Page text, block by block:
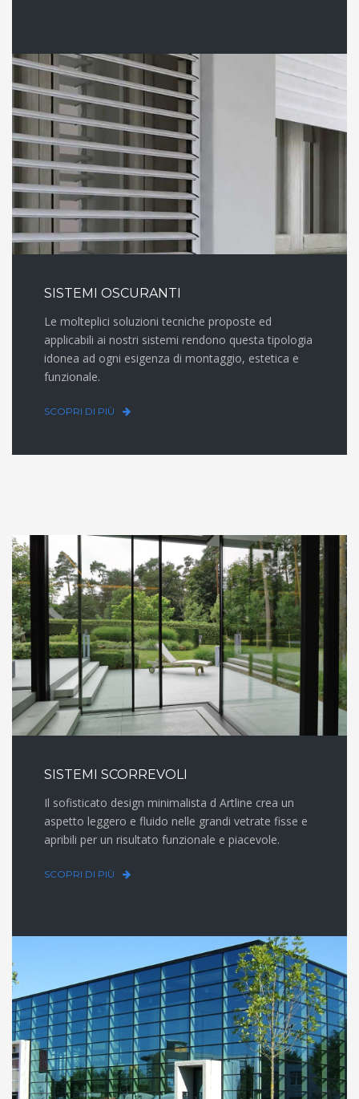
SISTEMI OSCURANTI
Le molteplici soluzioni tecniche proposte ed
applicabili ai nostri sistemi rendono questa tipologia
idonea ad ogni esigenza di montaggio, estetica e
funzionale.
SCOPRI DI PIÙ
SISTEMI SCORREVOLI
Il sofisticato design minimalista d Artline crea un
aspetto leggero e fluido nelle grandi vetrate fisse e
apribili per un risultato funzionale e piacevole.
SCOPRI DI PIÙ